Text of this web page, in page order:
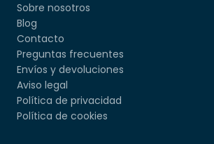
Sobre nosotros
Blog
Contacto
Preguntas frecuentes
Envíos y devoluciones
Aviso legal
Política de privacidad
Política de cookies